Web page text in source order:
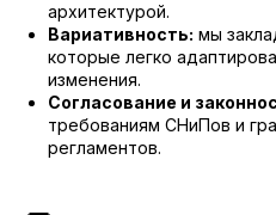
архитектурой.
Вариативность: мы
которые легко
изменения.
Согласование и
требованиям СНиПов и
регламентов.